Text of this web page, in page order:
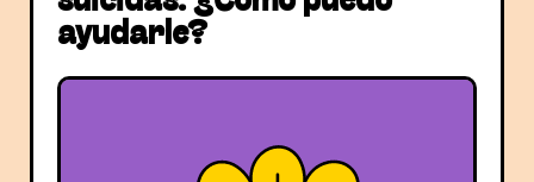
ayudarle?